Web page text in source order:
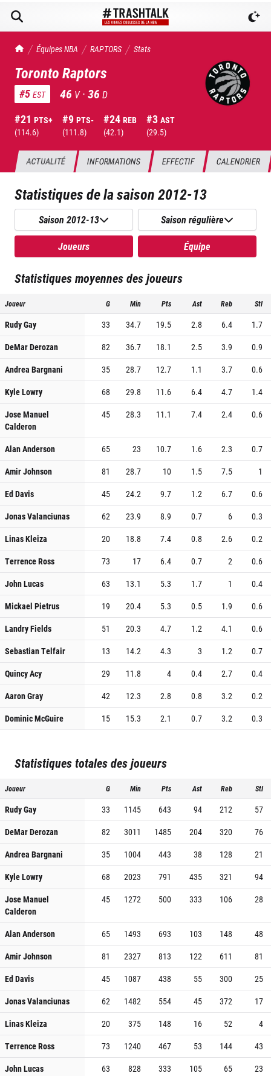
TrashTalk Actu NBA
Équipes NBA RAPTORS Stats
Toronto Raptors
#5 EST 46 V ·36 D
#21 PTS+
(114.6)
#9 PTS-
(111.8)
#24 REB
(42.1)
#3 AST
(29.5)
ACTUALITÉ INFORMATIONS EFFECTIF CALENDRIER
Statistiques de la saison2012-13
Saison 2012-13 Saison régulière
Joueurs Équipe
Statistiques moyennes des joueurs
Joueur G Min Pts Ast Reb Stl
Rudy Gay 33 34.7 19.5 2.8 6.4
1.7
DeMar Derozan
82 36.7 18.1 2.5 3.9
0.9
Andrea Bargnani
35 28.7 12.7 1.1 3.7
0.6
Kyle Lowry
68 29.8 11.6 6.4 4.7
1.4
Jose Manuel
Calderon
45 28.3 11.1 7.4 2.4 0.6
Alan Anderson 65 23 10.7 1.6 2.3
0.7
Amir Johnson
81 28.7 10 1.5 7.5
1
Ed Davis
45 24.2 9.7 1.2 6.7
0.6
Jonas Valanciunas
62 23.9 8.9 0.7 6
0.3
Linas Kleiza
20 18.8 7.4 0.8 2.6
0.2
Terrence Ross
73 17 6.4 0.7 2
0.6
John Lucas
63 13.1 5.3 1.7 1
0.4
Mickael Pietrus
19 20.4 5.3 0.5 1.9
0.6
Landry Fields
51 20.3 4.7 1.2 4.1
0.6
Sebastian Telfair
13 14.2 4.3 3 1.2
0.7
Quincy Acy
29 11.8 4 0.4 2.7
0.4
Aaron Gray
42 12.3 2.8 0.8 3.2
0.2
Dominic McGuire
15 15.3 2.1 0.7 3.2 0.3
Statistiques totales des joueurs
Joueur G Min Pts Ast Reb Stl
Rudy Gay 33 1145 643 94 212
57
DeMar Derozan
82 3011 1485 204 320
76
Andrea Bargnani
35 1004 443 38 128
21
Kyle Lowry
68 2023 791 435 321
94
Jose Manuel
Calderon
45 1272 500 333 106 28
Alan Anderson 65 1493 693 103 148
48
Amir Johnson
81 2327 813 122 611
81
Ed Davis
45 1087 438 55 300
25
Jonas Valanciunas
62 1482 554 45 372
17
Linas Kleiza
20 375 148 16 52
4
Terrence Ross
73 1240 467 53 144
43
John Lucas
63 828 333 105 65
23